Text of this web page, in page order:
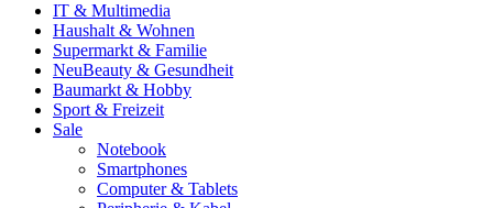
IT & Multimedia
Haushalt & Wohnen
Supermarkt & Familie
NeuBeauty & Gesundheit
Baumarkt & Hobby
Sport & Freizeit
Sale
Notebook
Smartphones
Computer & Tablets